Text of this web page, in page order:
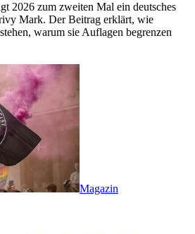
2026 zum zweiten Mal ein deutsches
Mark. Der Beitrag erklärt, wie
warum sie Auflagen begrenzen
Magazin